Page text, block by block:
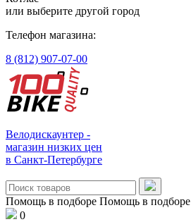
или выберите другой город
Телефон магазина:
8 (812) 907-07-00
Велодискаунтер -
магазин низких цен
в Санкт-Петербурге
Помощь в подборе Помощь в подборе
0